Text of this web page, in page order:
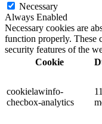
Necessary
Always Enabled
Necessary cookies are
function properly. These
security features of the
Cookie
cookielawinfo-
checbox-analytics
11